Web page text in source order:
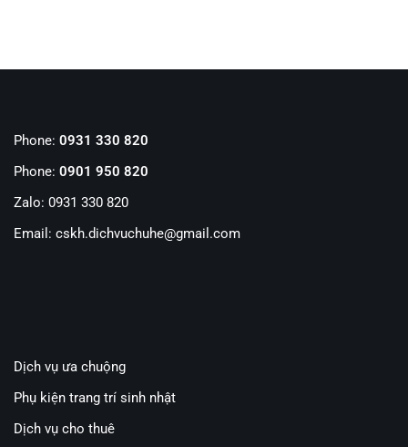
Phone: 0931 330 820
Phone: 0901 950 820
Zalo: 0931 330 820
Email: cskh.dichvuchuhe@gmail.com
Dịch vụ ưa chuộng
Phụ kiện trang trí sinh nhật
Dịch vụ cho thuê